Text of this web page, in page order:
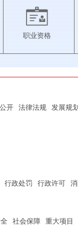
职业资格
开 法律法规 发展规
行政处罚 行政许可
社会保障
重大项目